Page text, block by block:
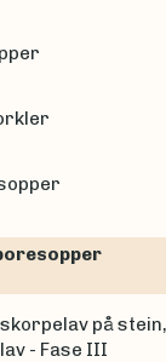
på
- Fase III